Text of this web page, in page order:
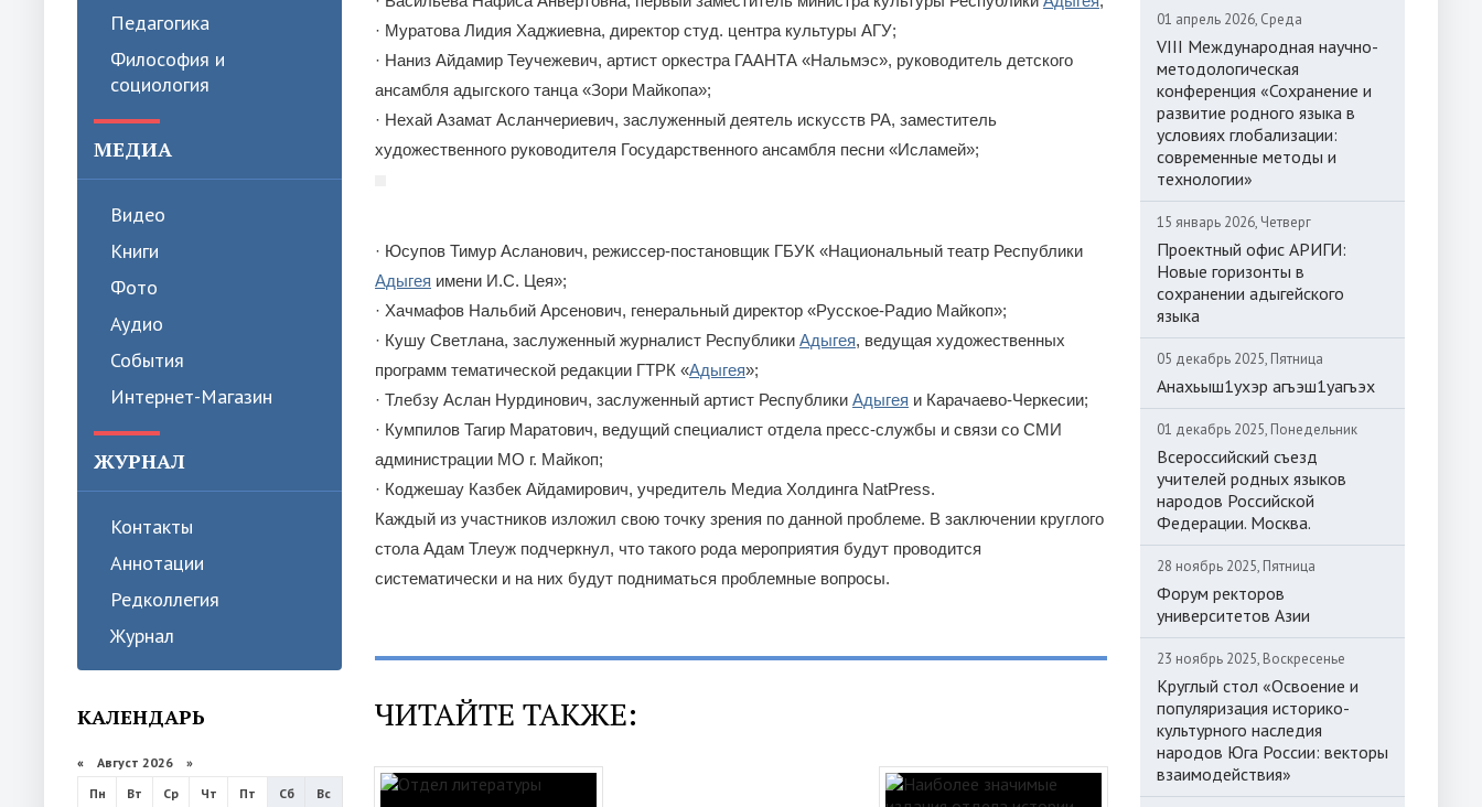
Педагогика
Философия и
социология
МЕДИА
Видео
Книги
Фото
Аудио
События
Интернет-Магазин
ЖУРНАЛ
Контакты
Аннотации
Редколлегия
Журнал
КАЛЕНДАРЬ
« Август 2026 »
Пн
Вт Ср Чт Пт Сб
Вс
· Муратова Лидия Хаджиевна, директор студ. центра культуры АГУ;
· Наниз Айдамир Теучежевич, артист оркестра ГААНТА «Нальмэс», руководитель детского
ансамбля адыгского танца «Зори Майкопа»;
· Нехай Азамат Асланчериевич, заслуженный деятель искусств РА, заместитель
художественного руководителя Государственного ансамбля песни «Исламей»;
· Юсупов Тимур Асланович, режиссер-постановщик ГБУК «Национальный театр Республики
Адыгея имени И.С. Цея»;
· Хачмафов Нальбий Арсенович, генеральный директор «Русское-Радио Майкоп»;
· Кушу Светлана, заслуженный журналист Республики Адыгея, ведущая художественных
программ тематической редакции ГТРК «Адыгея»;
· Тлебзу Аслан Нурдинович, заслуженный артист Республики Адыгея и Карачаево-Черкесии;
· Кумпилов Тагир Маратович, ведущий специалист отдела пресс-службы и связи со СМИ
администрации МО г. Майкоп;
· Коджешау Казбек Айдамирович, учредитель Медиа Холдинга NatPress.
Каждый из участников изложил свою точку зрения по данной проблеме. В заключении круглого
стола Адам Тлеуж подчеркнул, что такого рода мероприятия будут проводится
систематически и на них будут подниматься проблемные вопросы.
ЧИТАЙТЕ ТАКЖЕ:
01 апрель 2026, Среда
VIII Международная научно-
методологическая
конференция «Сохранение и
развитие родного языка в
условиях глобализации:
современные методы и
технологии»
15 январь 2026, Четверг
Проектный офис АРИГИ:
Новые горизонты в
сохранении адыгейского
языка
05 декабрь 2025, Пятница
Анахьыш1ухэр агъэш1уагъэх
01 декабрь 2025, Понедельник
Всероссийский съезд
учителей родных языков
народов Российской
Федерации. Москва.
28 ноябрь 2025, Пятница
Форум ректоров
университетов Азии
23 ноябрь 2025, Воскресенье
Круглый стол «Освоение и
популяризация историко-
культурного наследия
народов Юга России: векторы
взаимодействия»